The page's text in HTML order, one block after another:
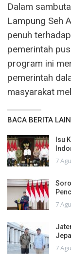
Dalam
Lampung Seh
penuh
pemerintah
program ini
pemerintah
masyarakat
BACA BERITA LAIN
Isu
7
7
7